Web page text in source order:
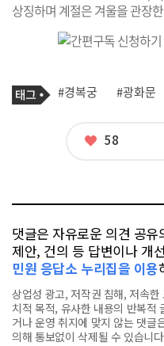
상징하며 계절은 겨울을 관장
기
사
태
그
#경복궁 #광화문
좋
58
댓글은 자유로운 의견 공
제안, 건의 등 답변이나 개
민원 응답소 누리집을 이용
상업성 광고, 저작권 침해, 저속
치적 목적, 유사한 내용의 반복적
거나 운영 취지에 맞지 않는 댓글
의해 통보없이 삭제될 수 있습니